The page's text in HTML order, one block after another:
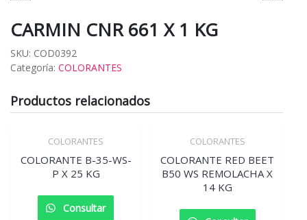
CARMIN CNR 661 X 1 KG
SKU: COD0392
Categoría: COLORANTES
Productos relacionados
COLORANTES
COLORANTE B-35-WS-
P X 25 KG
Consultar
COLORANTES
COLORANTE RED BEET
B50 WS REMOLACHA X
14 KG